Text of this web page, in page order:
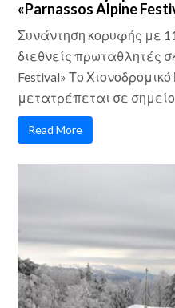
«Parnassos Alpine
Συνάντηση κορυφής με
διεθνείς πρωταθλητές
Festival» Το
μετατρέπεται σε σημείο
Read More